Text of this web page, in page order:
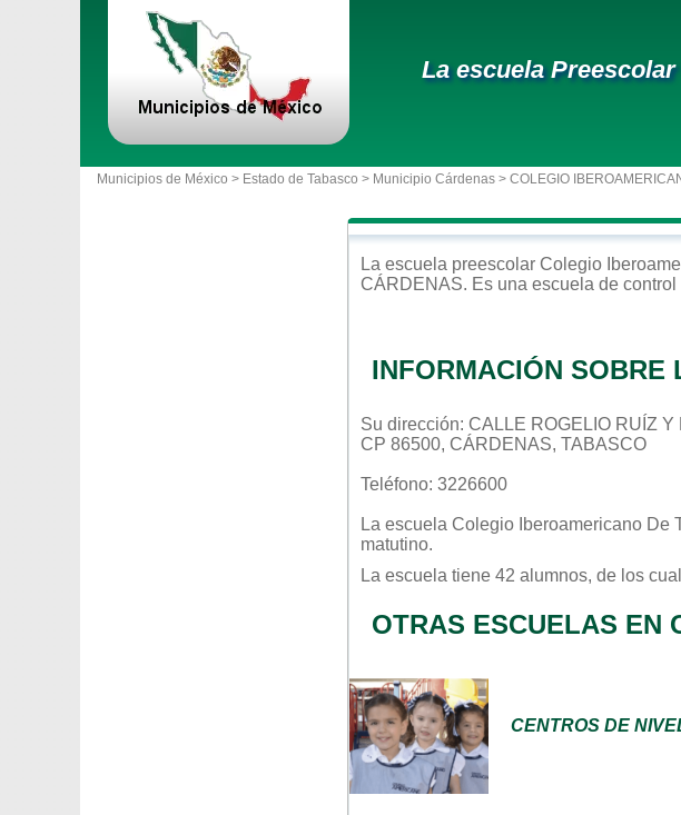
La escuela
Municipios de México > Estado de Tabasco > Municipio Cárdenas > COLEGIO
La escuela preescolar Colegio
CÁRDENAS. Es una escuela de control
INFORMACIÓN SOBRE
Su dirección: CALLE ROGELIO RUÍZ
CP 86500, CÁRDENAS, TABASCO
Teléfono: 3226600
La escuela Colegio Iberoamericano De
matutino.
La escuela tiene 42 alumnos, de los
OTRAS ESCUELAS EN
CENTROS DE